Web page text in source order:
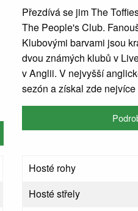
Přezdívá se jim The
The People's Club.
Klubovými barvami jsou
dvou známých klubů v
v Anglii. V nejvyšší
sezón a získal zde
Hosté rohy
Hosté střely